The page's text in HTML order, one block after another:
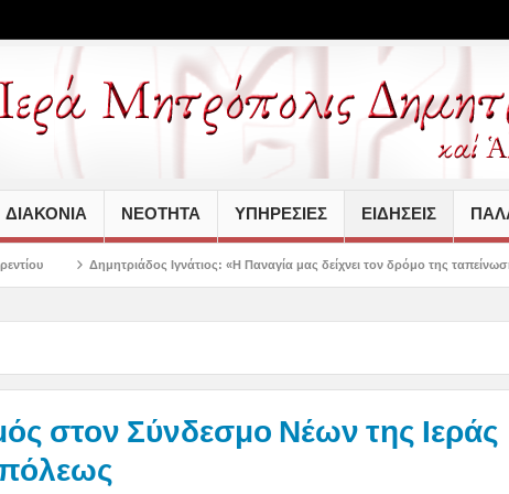
ΔΙΑΚΟΝΙΑ ΝΕΟΤΗΤΑ ΥΠΗΡΕΣΙΕΣ ΕΙΔΗΣΕΙΣ
Ιγνάτιος: «Η Παναγία μας δείχνει τον δρόμο της ταπείνωσης και της
στον Σύνδεσμο Νέων της Ιεράς